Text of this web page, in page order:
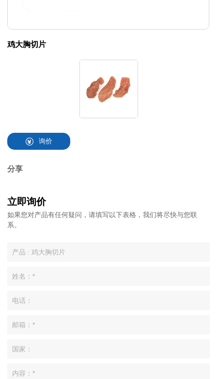
鸡大胸切片
询价
分享
立即询价
如果您对产品有任何疑问，请填写以下表格，我们将尽快与您联
系。